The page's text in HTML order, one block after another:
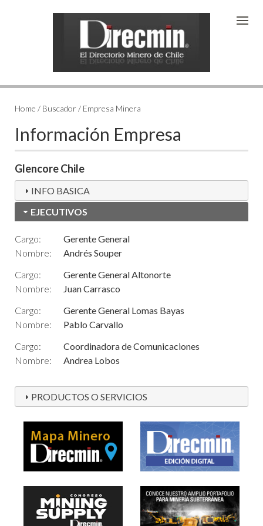
Home / Buscador / Empresa Minera
Información Empresa
Glencore Chile
INFO BASICA
EJECUTIVOS
Cargo:
Gerente General
Nombre:
Andrés Souper
Cargo:
Gerente General Altonorte
Nombre:
Juan Carrasco
Cargo:
Gerente General Lomas Bayas
Nombre:
Pablo Carvallo
Cargo:
Coordinadora de Comunicaciones
Nombre:
Andrea Lobos
PRODUCTOS O SERVICIOS